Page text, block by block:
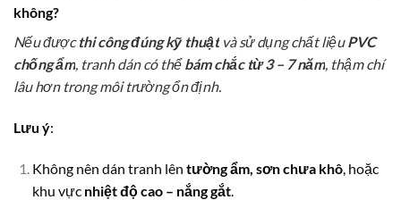
không?
Nếu đượcthi công đúng kỹ thuật và sử dụng chất liệuPVC
chống ẩm, tranh dán có thểbám chắc từ 3 – 7 năm, thậm chí
lâu hơn trong môi trường ổn định.
Lưu ý:
Không nên dán tranh lên tường ẩm, sơn chưa khô, hoặc
khu vực nhiệt độ cao – nắng gắt.